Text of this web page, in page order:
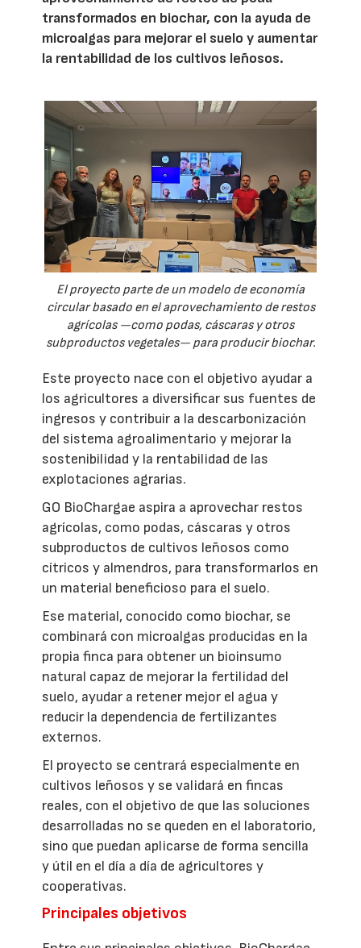
transformados en biochar, con la ayuda de
microalgas para mejorar el suelo y aumentar
la rentabilidad de los cultivos leñosos.
El proyecto parte de un modelo de economía
circular basado en el aprovechamiento de restos
agrícolas —como podas, cáscaras y otros
subproductos vegetales— para producir biochar.
Este proyecto nace con el objetivo ayudar a
los agricultores a diversificar sus fuentes de
ingresos y contribuir a la descarbonización
del sistema agroalimentario y mejorar la
sostenibilidad y la rentabilidad de las
explotaciones agrarias.
GO BioChargae aspira a aprovechar restos
agrícolas, como podas, cáscaras y otros
subproductos de cultivos leñosos como
cítricos y almendros, para transformarlos en
un material beneficioso para el suelo.
Ese material, conocido como biochar, se
combinará con microalgas producidas en la
propia finca para obtener un bioinsumo
natural capaz de mejorar la fertilidad del
suelo, ayudar a retener mejor el agua y
reducir la dependencia de fertilizantes
externos.
El proyecto se centrará especialmente en
cultivos leñosos y se validará en fincas
reales, con el objetivo de que las soluciones
desarrolladas no se queden en el laboratorio,
sino que puedan aplicarse de forma sencilla
y útil en el día a día de agricultores y
cooperativas.
Principales objetivos